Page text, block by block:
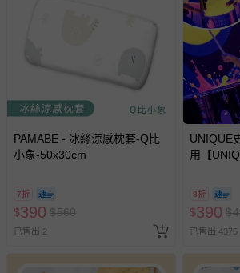
PAMABE - 冰絲涼感枕套-Q比
小象-50x30cm
7折
$390 $560
已售出 2
UNIQUE
用【
人小孩均
8折
$390 $
已售出 4375